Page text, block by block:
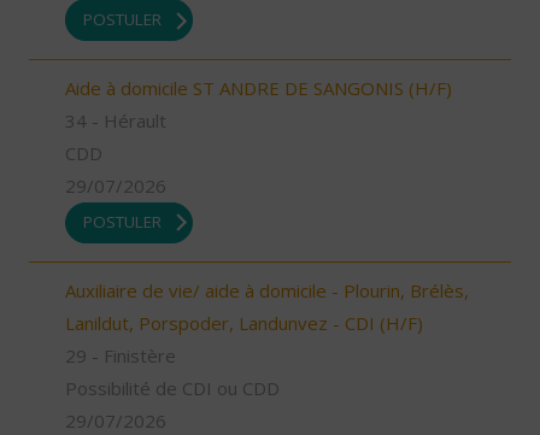
POSTULER
Aide à domicile ST ANDRE DE SANGONIS (H/F)
34 - Hérault
CDD
29/07/2026
POSTULER
Auxiliaire de vie/ aide à domicile - Plourin, Brélès,
Lanildut, Porspoder, Landunvez - CDI (H/F)
29 - Finistère
Possibilité de CDI ou CDD
29/07/2026